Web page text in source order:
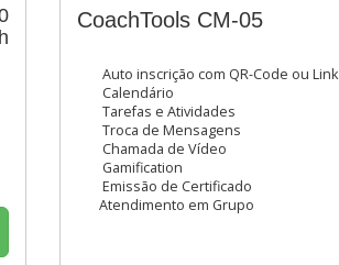
CoachTools CM-05
Auto inscrição com QR-Code ou Link
Calendário
Tarefas e Atividades
Troca de Mensagens
Chamada de Vídeo
Gamification
Emissão de Certificado
Atendimento em Grupo